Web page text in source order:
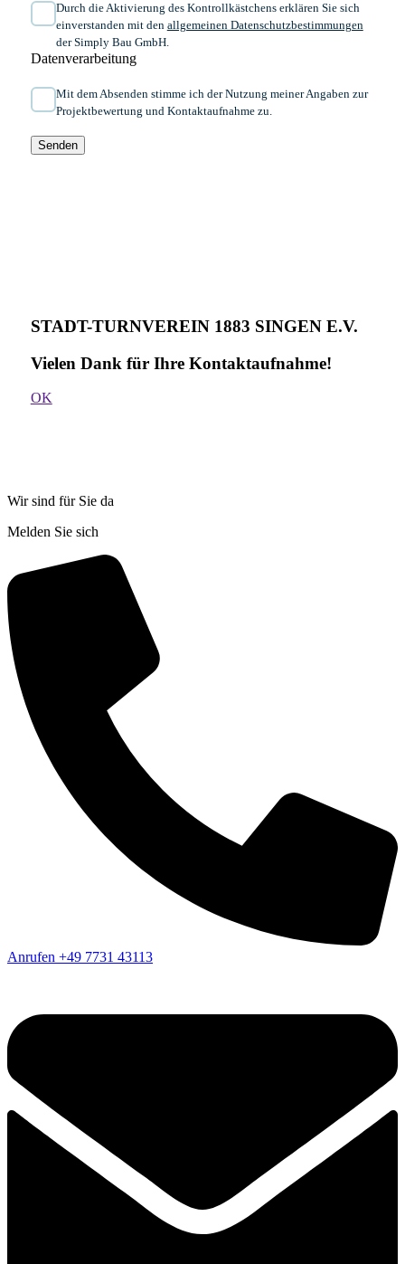
Durch die Aktivierung des Kontrollkästchens erklären Sie sich
einverstanden mit den allgemeinen ​Daten­schutz­bestim­mungen​​​
der Simply Bau GmbH.
Datenverarbeitung
Mit dem Absenden stimme ich der Nutzung meiner Angaben zur
Projektbewertung und Kontaktaufnahme zu.
Senden
STADT-TURNVEREIN 1883 SINGEN E.V.
Vielen Dank für Ihre Kontakt­aufnahme!
OK
Wir sind für Sie da
Melden Sie sich
Anrufen +49 7731 43113